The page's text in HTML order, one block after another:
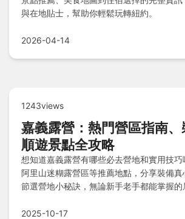
與在地貼士，幫助你輕鬆玩轉紐約。
2026-04-14
1243views
嘉義露營：熱門營區指南
順遊景點全攻略
想知道嘉義露營有哪些必去營地和實用技
阿里山迷糊露營區等推薦地點，分享裝備
節選營地小秘訣，無論新手老手都能掌握的
2025-10-17